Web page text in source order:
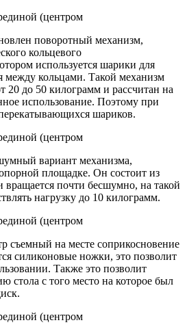
поворотный механизм,
кольцевого
используется шарики для
между кольцами. Такой механизм
20 до 50 килограмм и рассчитан на
использование. Поэтому при
шариков.
вариант механизма,
площадке. Он состоит из
почти бесшумно, на такой
нагрузку до 10 килограмм.
съемный на месте соприкосновение
силиконовые ножки, это позволит
Также это позволит
стола с того место на которое был